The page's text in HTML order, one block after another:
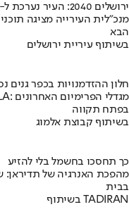
ירושלים 2040: העיר נערכת ל- 1.5 מליון תושבים
מנכ"לית העירייה מציגה
הבא
בשיתוף עיריית ירושלים
חלון ההזדמנויות בכפר גנים
בפתח תקווה
בשיתוף קבוצת אלמוג
כך תחסכו בחשמל בלי להזיע
מהפכת האנרגיה של תדיראן:
בבית
בשיתוף TADIRAN